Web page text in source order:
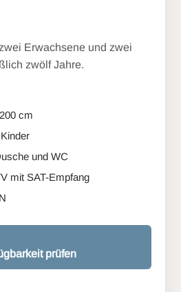
Erwachsene und zwei
zwölf Jahre.
cm
und WC
mit SAT-Empfang
prüfen